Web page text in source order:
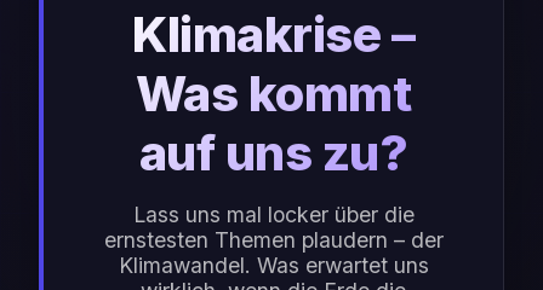
Klimakrise –
Was kommt
auf uns zu?
Lass uns mal locker über die
ernstesten Themen plaudern – der
Klimawandel. Was erwartet uns